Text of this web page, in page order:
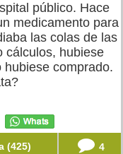
público. Hace
medicamento para
las colas de las
cálculos, hubiese
comprado.
(425) 4